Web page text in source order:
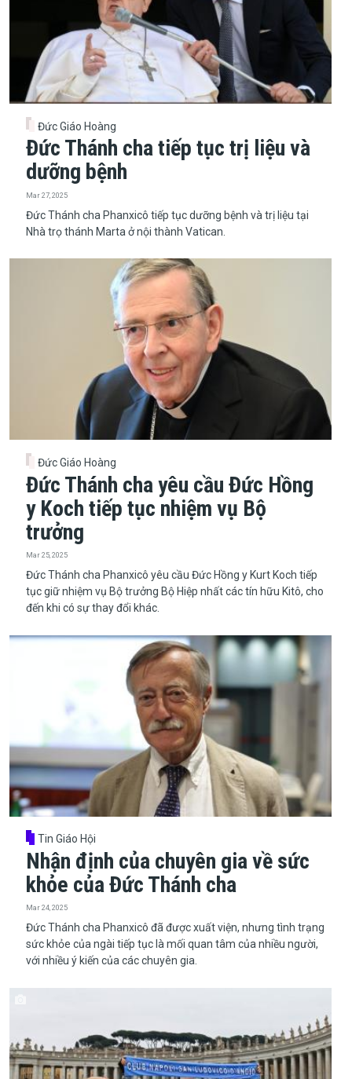
Đức Giáo Hoàng
Đức Thánh cha tiếp tục trị liệu và
dưỡng bệnh
Mar 27, 2025
​​​​​​​Đức Thánh cha Phanxicô tiếp tục dưỡng bệnh và trị liệu tại
Nhà trọ thánh Marta ở nội thành Vatican.
Đức Giáo Hoàng
Đức Thánh cha yêu cầu Đức Hồng
y Koch tiếp tục nhiệm vụ Bộ
trưởng
Mar 25, 2025
​​​​​​​Đức Thánh cha Phanxicô yêu cầu Đức Hồng y Kurt Koch tiếp
tục giữ nhiệm vụ Bộ trưởng Bộ Hiệp nhất các tín hữu Kitô, cho
đến khi có sự thay đổi khác.
Tin Giáo Hội
Nhận định của chuyên gia về sức
khỏe của Đức Thánh cha
Mar 24, 2025
Đức Thánh cha Phanxicô đã được xuất viện, nhưng tình trạng
sức khỏe của ngài tiếp tục là mối quan tâm của nhiều người,
với nhiều ý kiến của các chuyên gia.